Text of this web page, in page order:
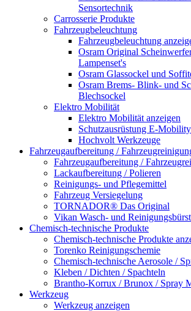
Sensortechnik
Carrosserie Produkte
Fahrzeugbeleuchtung
Fahrzeugbeleuchtung
Osram Original
Lampenset's
Osram Glassockel und
Osram Brems- Blink- und
Blechsockel
Elektro Mobilität
Elektro Mobilität anzeigen
Schutzausrüstung E-Mobility
Hochvolt Werkzeuge
Fahrzeugaufbereitung /
Fahrzeugaufbereitung /
Lackaufbereitung / Polieren
Reinigungs- und Pflegemittel
Fahrzeug Versiegelung
TORNADOR® Das Original
Vikan Wasch- und
Chemisch-technische Produkte
Chemisch-technische Produkte
Torenko Reinigungschemie
Chemisch-technische Aerosole /
Kleben / Dichten / Spachteln
Brantho-Korrux / Brunox / Spray
Werkzeug
Werkzeug anzeigen